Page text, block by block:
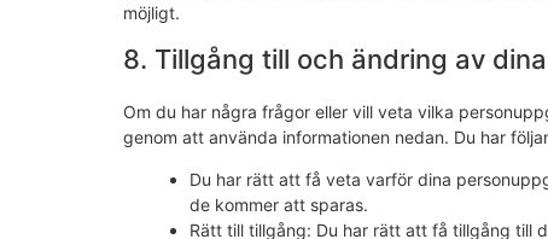
möjligt.
8. Tillgång till och ändring av
Om du har några frågor eller vill veta vilka
genom att använda informationen nedan. Du har
Du har rätt att få veta varför dina
de kommer att sparas.
Rätt till tillgång: Du har rätt att få tillgång till